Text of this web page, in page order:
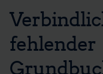
fehlender